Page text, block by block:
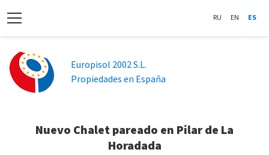
RU EN ES
Europisol 2002 S.L.
Propiedades en España
Nuevo Chalet pareado en Pilar de La
Horadada